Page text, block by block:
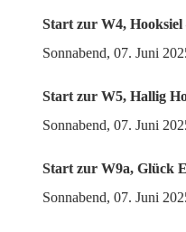
Start zur W4, Hooksiel
Sonnabend, 07. Juni
Start zur W5, Hallig
Sonnabend, 07. Juni
Start zur W9a, Glück
Sonnabend, 07. Juni